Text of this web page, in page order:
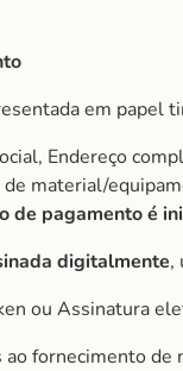
em papel
Endereço
material/
de pagamento é
digitalmente,
ou Assinatura
fornecimento de